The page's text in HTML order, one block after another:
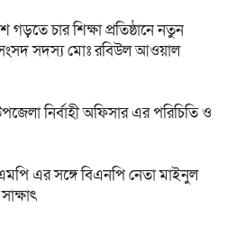
গড়তে চার শিক্ষা প্রতিষ্ঠানে নতুন
সদস্য মোঃ রবিউল আওয়াল
নির্বাহী অফিসার এর পরিচিতি ও
এর সঙ্গে বিএনপি নেতা মাইনুল